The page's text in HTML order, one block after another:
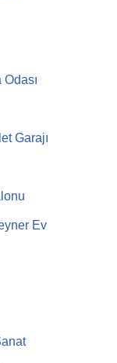
Garajı
Ev